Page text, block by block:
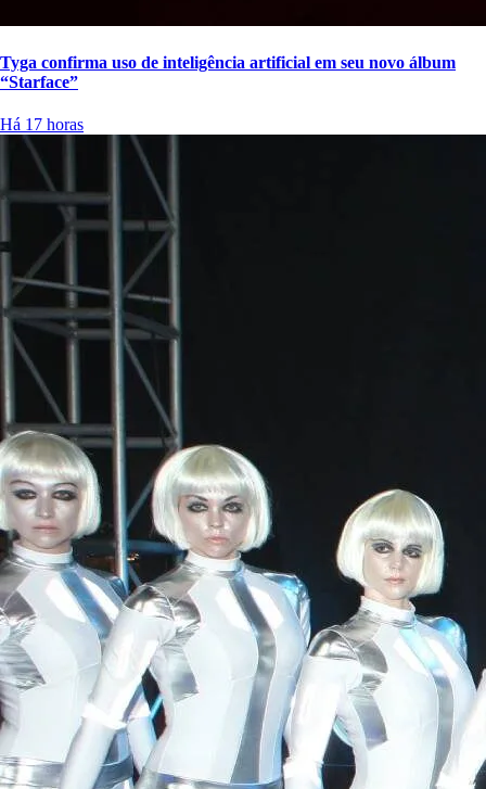
Tyga confirma uso de inteligência artificial em seu novo álbum
“Starface”
Há 17 horas